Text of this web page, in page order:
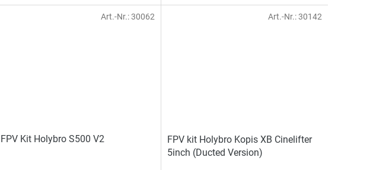
FPV Kit Holybro S500 V2
Art.-Nr.:30062
FPV kit Holybro Kopis XB Cinelifter
5inch (Ducted Version)
Art.-Nr.:30142